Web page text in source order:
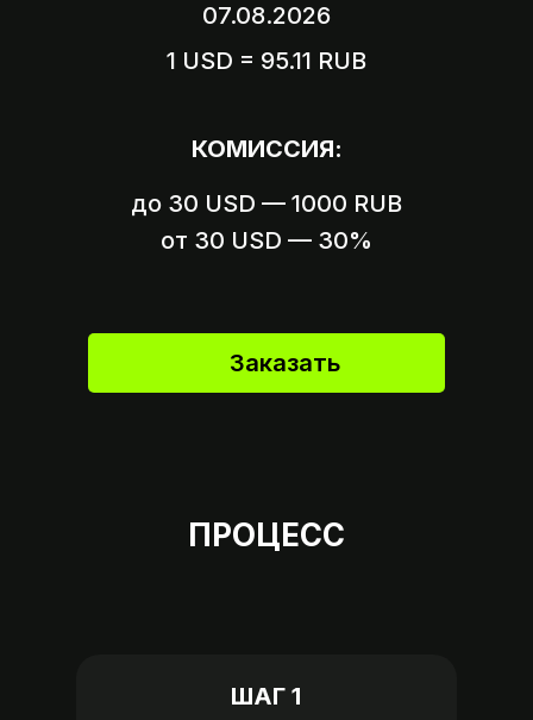
КОМИССИЯ:
07.08.2026
1 USD = 95.11 RUB
Заказать
до 30 USD — 1000 RUB
от 30 USD — 30%
ПРОЦЕСС
ШАГ 1
от вашего аккаунта
Вариант 2
Пришлите ссылку на оплату,